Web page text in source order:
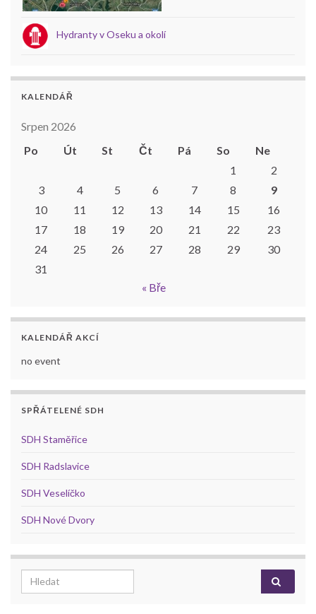
Hydranty v Oseku a okolí
KALENDÁŘ
Srpen 2026
Po
Út St Čt Pá So
Ne
1
2
3
4 5 6 7 8
9
10
11 12 13 14 15
16
17
18 19 20 21 22
23
24
25 26 27 28 29
30
31
« Bře
KALENDÁŘ AKCÍ
no event
SPŘÁTELENÉ SDH
SDH Staměřice
SDH Radslavice
SDH Veselíčko
SDH Nové Dvory
Search for: